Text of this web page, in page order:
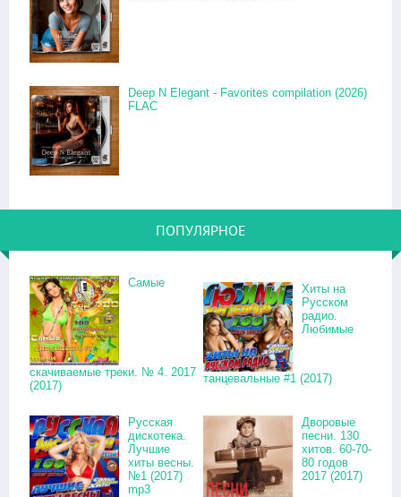
Deep N Elegant - Favorites compilation (2026)
FLAC
ПОПУЛЯРНОЕ
Самые
скачиваемые треки. № 4. 2017
(2017)
Хиты на
Русском
радио.
Любимые
танцевальные #1 (2017)
Русская
дискотека.
Лучшие
хиты весны.
№1 (2017)
mp3
Дворовые
песни. 130
хитов. 60-70-
80 годов
2017 (2017)